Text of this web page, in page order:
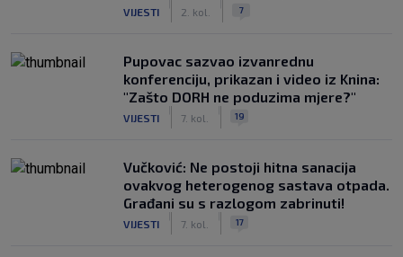
VIJESTI 2. kol. 7
Pupovac sazvao izvanrednu
konferenciju, prikazan i video iz Knina:
"Zašto DORH ne poduzima mjere?"
VIJESTI 7. kol. 19
Vučković: Ne postoji hitna sanacija
ovakvog heterogenog sastava otpada.
Građani su s razlogom zabrinuti!
VIJESTI 7. kol. 17